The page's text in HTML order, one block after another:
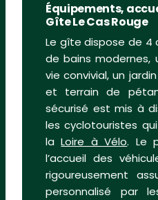
Équipements,
Gîte Le Cas Rouge
Le gîte dispose de 4
de bains modernes,
vie convivial, un
et terrain de
sécurisé est mis à
les cyclotouristes
laLoire à Vélo. Le
l’accueil des
rigoureusement
personnalisé par